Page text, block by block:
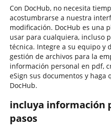
Con DocHub, no necesita
acostumbrarse a nuestra
modificación. DocHub es una
usar para cualquiera, incluso
técnica. Integre a su equipo y
gestión de archivos para la
información personal en pdf,
eSign sus documentos y haga
DocHub.
incluya información
pasos